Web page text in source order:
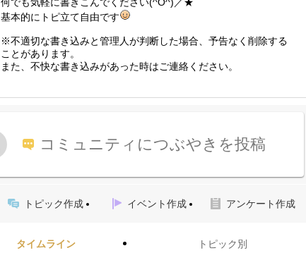
基本的にトピ立て自由です
※不適切な書き込みと管理人が判断した場合、予告なく削除する
ことがあります。
また、不快な書き込みがあった時はご連絡ください。
コミュニティにつぶやきを投稿
トピック作成 イベント作成 アンケート作成
タイムライン トピック別